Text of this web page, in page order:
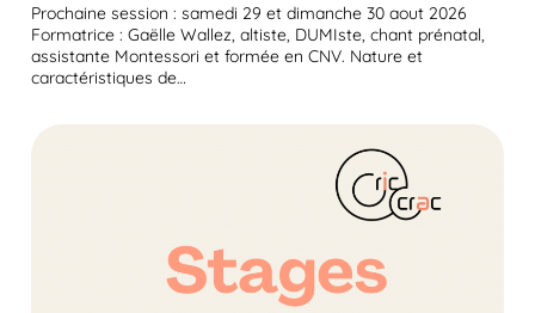
Prochaine session : samedi 29 et dimanche 30 aout 2026
Formatrice : Gaëlle Wallez, altiste, DUMIste, chant prénatal,
assistante Montessori et formée en CNV. Nature et
caractéristiques de…